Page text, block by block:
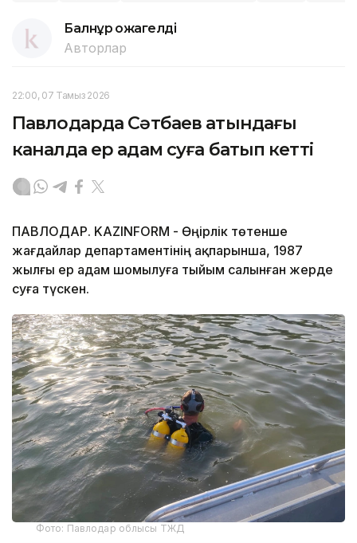
Балнұр Қожагелді
Авторлар
22:00, 07 Тамыз 2026
Павлодарда Сәтбаев атындағы
каналда ер адам суға батып кетті
ПАВЛОДАР. KAZINFORM - Өңірлік төтенше
жағдайлар департаментінің ақпарынша, 1987
жылғы ер адам шомылуға тыйым салынған жерде
суға түскен.
Фото: Павлодар облысы ТЖД